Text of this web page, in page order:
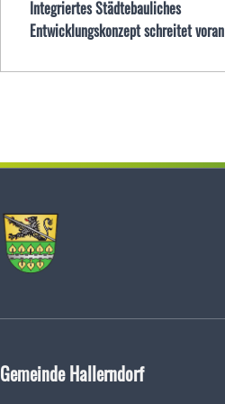
Integriertes Städtebauliches
Entwicklungskonzept schreitet voran
Gemeinde Hallerndorf